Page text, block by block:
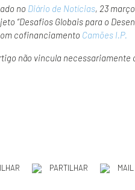
no Diário de Notícias, 23
“Desafios Globais para o
cofinanciamento Camões I.P.
não vincula necessariamente
PARTILHAR MAIL